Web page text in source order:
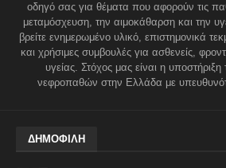
οδηγό σας για θέματα που αφορούν τις
μεταμόσχευση, την αιμοκάθαρση και την
βρείτε ενημερωμένο υλικό, επιστημονικά
και χρήσιμες συμβουλές για ασθενείς,
υγείας. Στόχος μας είναι η υποστήριξη
νεφροπαθών στην Ελλάδα με
ΔΗΜΟΦΙΛΗ